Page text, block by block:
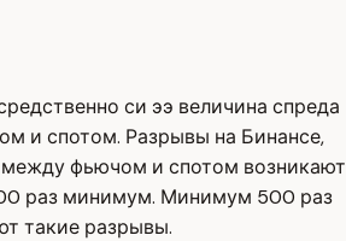
си ээ величина спреда
и спотом. Разрывы на Бинансе,
фьючом и спотом возникают
раз минимум. Минимум 500 раз
такие разрывы.